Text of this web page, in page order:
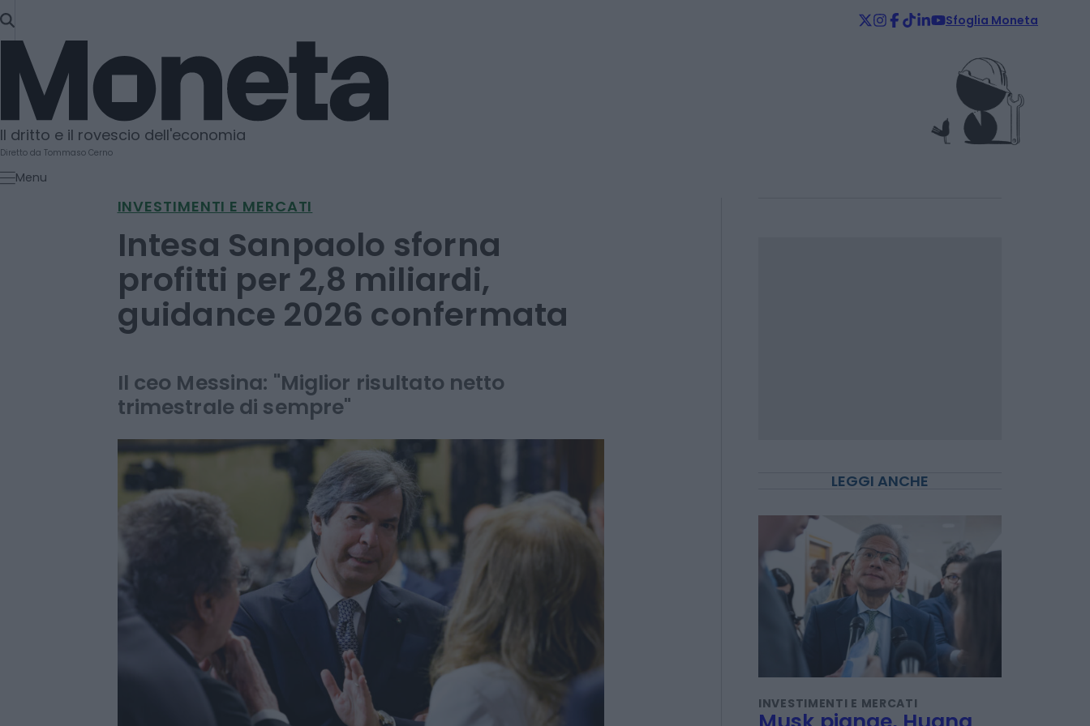
SKIP
TO
CONTENT
Sfoglia Moneta
Moneta
Il dritto e il rovescio dell'economia
Diretto da Tommaso Cerno
Menu
INVESTIMENTI E MERCATI
Intesa Sanpaolo sforna
guidance 2026 confermata
Il ceo Messina: "Miglior risultato netto
trimestrale di sempre"
LEGGI ANCHE